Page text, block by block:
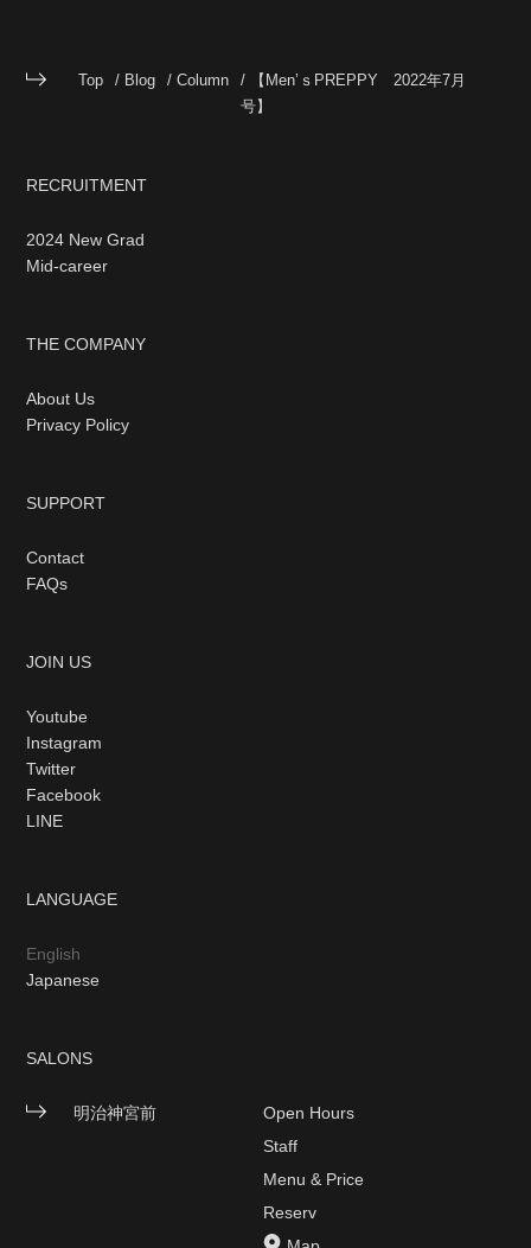
Top Blog Column
【Men’ｓPREPPY 2022年7月
号】
RECRUITMENT
2024 New Grad
Mid-career
THE COMPANY
About Us
Privacy Policy
SUPPORT
Contact
FAQs
JOIN US
Youtube
Instagram
Twitter
Facebook
LINE
LANGUAGE
English
Japanese
SALONS
明治神宮前
Open Hours
Staff
Menu & Price
Reserv